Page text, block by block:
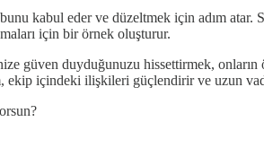
kabul eder ve düzeltmek için adım
için bir örnek oluşturur.
güven duyduğunuzu hissettirmek, onların
ekip içindeki ilişkileri güçlendirir ve uzun